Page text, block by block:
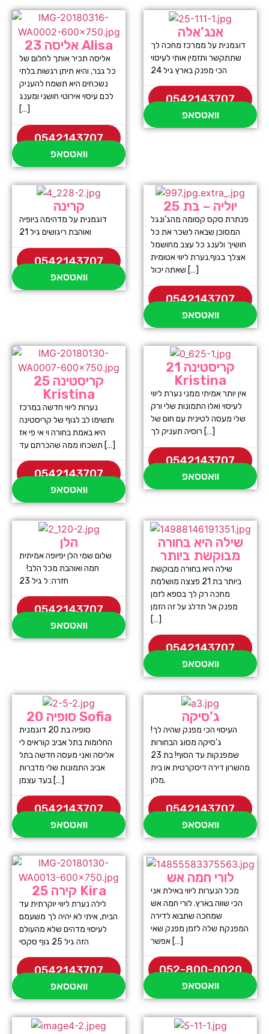
אליסה 23 Alisa
אליסה תכיר אותך לחלום של
כל גבר, והיא תיתן רגשות בלתי
נשכחים היא תשמח להעניק
לכם עיסוי אירוטי חושני ומענג
[…]
0542143707
וואטסאפ
אנג’אלה
דוגמנית על ממרכז מחכה לך
שתתקשר ותזמין אותי לעיסוי
הכי מפנק בארץ גיל 24
0542143707
וואטסאפ
קרינה
דוגמנית על מדהימה ביופיה
ואוהבת ריגושים גיל 21
0542143707
וואטסאפ
יוליה – בת 25
פנתרת סקס קסומה מהג’ונגל
המסוכן שבאה לשכר את כל
חושיך ולענג כל עצב מחושמל
אצלך בגוף.נערת ליווי אטומית
שאתה יכול […]
0542143707
וואטסאפ
קריסטינה 25
Kristina
נערות ליווי חדשה במרכז
ותשימו לב לגוף של קריסטינה
היא באמת בחורה וי אי פי אז
תשכחו ממה שהכרתם עד […]
0542143707
וואטסאפ
קריסטינה 21
Kristina
אין יותר אמיתי ממני נערת ליווי
לעיסוי ואלו התמונות שלי ורק
שלי מעסה לטינית עם חום של
רוסיה תעניק לך […]
0542143707
וואטסאפ
הלן
שלום שמי הלן יפיופה אמיתית
חמה ואוהבת מכל הלב!
חזרה: ל גיל 23
0542143707
וואטסאפ
שילה היא בחורה
מבוקשת ביותר
שילה היא בחורה מבוקשת
ביותר בת 21 פצצה מושלמת
מחכה רק לך בספא לזמן
מפנק אל תדלג על זה הזמן
[…]
0542143707
וואטסאפ
סופיה 20 Sofia
סופיה בת 20 דוגמנית
החלומות בתל אביב קוראים לי
אליסה ואני מעסה חדשה בתל
אביב התמונות שלי מדברות
בעד עצמן […]
0542143707
וואטסאפ
ג’סיקה
העיסוי הכי מפנק שהיה לך!
ג’סיקה מסוג הבחורות
שמפנקות עד הסוף! בת 23
מהשרון דירה דיסקרטית או בית
מלון.
0542143707
וואטסאפ
קירה 25 Kira
לילה נערת ליווי יוקרתית עד
הבית, איתי לא יהיה לך משעמם
לעיסוי מדהים שלא מהעולם
הזה גיל 25 גוף סקסי
0542143707
וואטסאפ
לורי חמה אש
מכל הנערות ליווי באילת אני
הכי שווה בארץ. לורי חמה אש
שמחכה שתבוא לדירה
המפנקת שלה לזמן מפנק שאי
אפשר […]
052-800-0020
וואטסאפ